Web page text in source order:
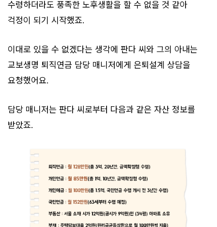
수령하더라도 풍족한 노후생활을 할 수 없을 것 같아
걱정이 되기 시작했죠.
이대로 있을 수 없겠다는 생각에 판다 씨와 그의 아내는
교보생명 퇴직연금 담당 매니저에게 은퇴설계 상담을
요청했어요.
담당 매니저는 판다 씨로부터 다음과 같은 자산 정보를
받았죠.